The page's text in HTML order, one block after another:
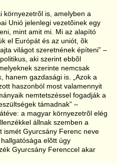
környezetrõl is, amelyben a
Unió jelenlegi vezetõinek egy
mint amit mi. Mi az alapító
el Európát és az uniót, õk
világot szeretnének építeni” –
aki szerint ebbõl
szerinte nemcsak
hanem gazdasági is. „Azok a
haszonból most valamennyit
nemtetszéssel fogadják a
támadnak” –
a magyar környezetrõl elég
állnak szemben a
ismét Gyurcsány Ferenc neve
elõtt úgy
Gyurcsány Ferenccel akar